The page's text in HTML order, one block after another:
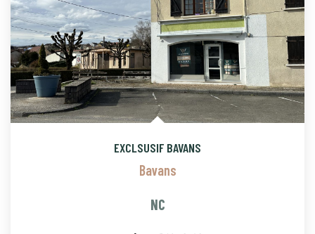
EXCLSUSIF BAVANS
Bavans
NC